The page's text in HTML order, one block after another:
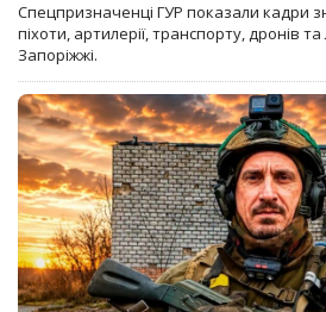
Спецпризначенці ГУР показали кадри
піхоти, артилерії, транспорту, дронів та
Запоріжжі.